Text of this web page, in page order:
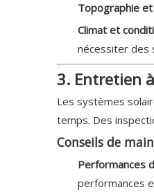
Topographie
Climat et
nécessiter des
3. Entretien
Les systèmes
temps. Des
Conseils de
Performances
performances